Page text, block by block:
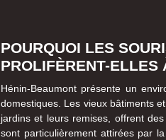
POURQUOI LES
PROLIFÈRENT-ELLES
Hénin-Beaumont présente un
domestiques. Les vieux bâtiments
jardins et leurs remises, offrent
sont particulièrement attirées par